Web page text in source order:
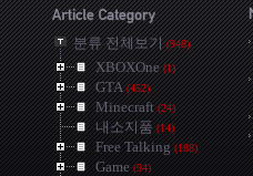
분류 전체보기(948)
XBOXOne(1)
GTA(452)
Minecraft(24)
내소지품(14)
Free Talking(188)
Game(94)